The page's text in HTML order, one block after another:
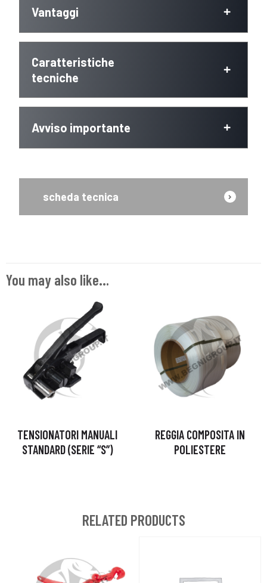
Vantaggi
Caratteristiche
tecniche
Avviso importante
scheda tecnica
You may also like…
TENSIONATORI MANUALI
STANDARD (SERIE “S”)
REGGIA COMPOSITA IN
POLIESTERE
RELATED PRODUCTS